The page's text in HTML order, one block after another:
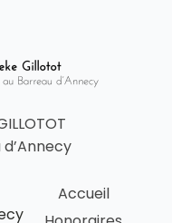
Accueil